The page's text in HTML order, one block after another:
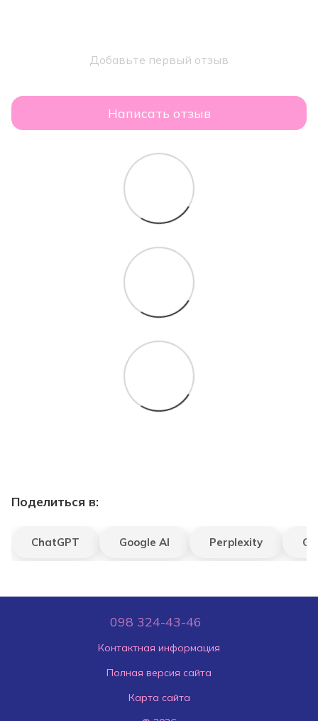
Добавьте первый отзыв
Написать отзыв
Поделиться в:
ChatGPT Google AI Perplexity
098 324-43-46
Контактная информация
Полная версия сайта
Карта сайта